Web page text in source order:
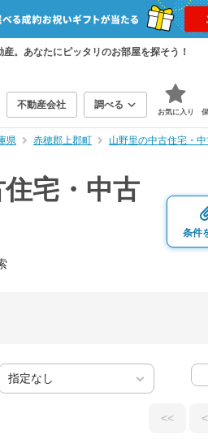
。あなたにピッタリのお部屋を探そう！
不動産会社 調べる
お気に入り
県 赤穂郡上郡町 山野里の中古住宅・
住宅・中古
条件
<< <